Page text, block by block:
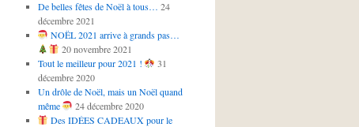
De belles fêtes de Noël à tous… 24
décembre 2021
NOËL 2021 arrive à grands pas…
20 novembre 2021
Tout le meilleur pour 2021 !
31
décembre 2020
Un drôle de Noël, mais un Noël quand
même
24 décembre 2020
Des IDÉES CADEAUX pour le